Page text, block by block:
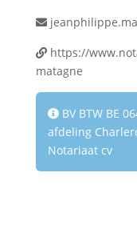
https://
matagne
BV BTW BE
afdeling
Notariaat cv